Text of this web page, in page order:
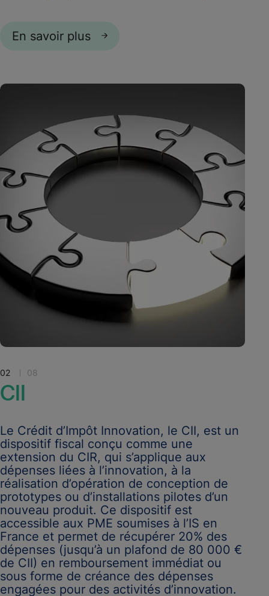
En savoir plus
02 08
CII
Le Crédit d’Impôt Innovation, le CII, est un
dispositif fiscal conçu comme une
extension du CIR, qui s’applique aux
dépenses liées à l’innovation, à la
réalisation d’opération de conception de
prototypes ou d’installations pilotes d’un
nouveau produit. Ce dispositif est
accessible aux PME soumises à l’IS en
France et permet de récupérer 20% des
dépenses (jusqu’à un plafond de 80 000 €
de CII) en remboursement immédiat ou
sous forme de créance des dépenses
engagées pour des activités d’innovation.